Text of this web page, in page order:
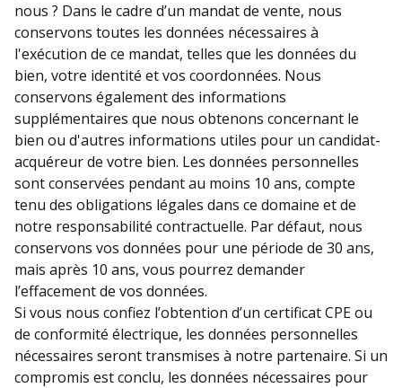
nous ? Dans le cadre d’un mandat de vente, nous
conservons toutes les données nécessaires à
l'exécution de ce mandat, telles que les données du
bien, votre identité et vos coordonnées. Nous
conservons également des informations
supplémentaires que nous obtenons concernant le
bien ou d'autres informations utiles pour un candidat-
acquéreur de votre bien. Les données personnelles
sont conservées pendant au moins 10 ans, compte
tenu des obligations légales dans ce domaine et de
notre responsabilité contractuelle. Par défaut, nous
conservons vos données pour une période de 30 ans,
mais après 10 ans, vous pourrez demander
l’effacement de vos données.
Si vous nous confiez l’obtention d’un certificat CPE ou
de conformité électrique, les données personnelles
nécessaires seront transmises à notre partenaire. Si un
compromis est conclu, les données nécessaires pour